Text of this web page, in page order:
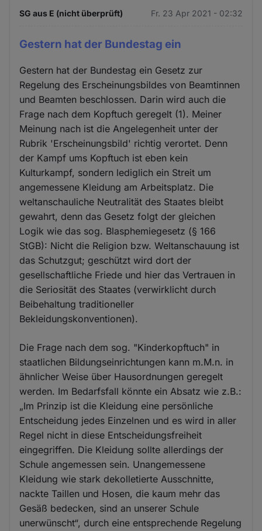
SG aus E (nicht überprüft) Fr. 23 Apr 2021 - 02:32
Gestern hat der Bundestag ein
Gestern hat der Bundestag ein Gesetz zur
Regelung des Erscheinungsbildes von Beamtinnen
und Beamten beschlossen. Darin wird auch die
Frage nach dem Kopftuch geregelt (1). Meiner
Meinung nach ist die Angelegenheit unter der
Rubrik 'Erscheinungsbild' richtig verortet. Denn
der Kampf ums Kopftuch ist eben kein
Kulturkampf, sondern lediglich ein Streit um
angemessene Kleidung am Arbeitsplatz. Die
weltanschauliche Neutralität des Staates bleibt
gewahrt, denn das Gesetz folgt der gleichen
Logik wie das sog. Blasphemiegesetz (§ 166
StGB): Nicht die Religion bzw. Weltanschauung ist
das Schutzgut; geschützt wird dort der
gesellschaftliche Friede und hier das Vertrauen in
die Seriosität des Staates (verwirklicht durch
Beibehaltung traditioneller
Bekleidungskonventionen).
Die Frage nach dem sog. "Kinderkopftuch" in
staatlichen Bildungseinrichtungen kann m.M.n. in
ähnlicher Weise über Hausordnungen geregelt
werden. Im Bedarfsfall könnte ein Absatz wie z.B.:
„Im Prinzip ist die Kleidung eine persönliche
Entscheidung jedes Einzelnen und es wird in aller
Regel nicht in diese Entscheidungsfreiheit
eingegriffen. Die Kleidung sollte allerdings der
Schule angemessen sein. Unangemessene
Kleidung wie stark dekolletierte Ausschnitte,
nackte Taillen und Hosen, die kaum mehr das
Gesäß bedecken, sind an unserer Schule
unerwünscht“, durch eine entsprechende Regelung